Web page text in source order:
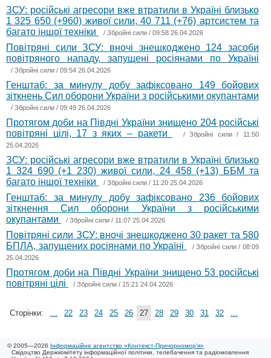
ЗСУ: російські агресори вже втратили в Україні близько
1 325 650 (+960) живої сили, 40 711 (+76) артсистем та
багато іншої техніки
/ Збройні сили / 09:58 26.04.2026
Повітряні сили ЗСУ: вночі знешкоджено 124 засоби
повітряного нападу, запущені росіянами по Україні
/ Збройні сили / 09:54 26.04.2026
Генштаб: за минулу добу зафіксовано 149 бойових
зіткнень Сил оборони України з російськими окупантами
/ Збройні сили / 09:49 26.04.2026
Протягом доби на Півдні України знищено 204 російські
повітряні цілі, 17 з яких – ракети
/Збройні сили/ 11:50
25.04.2026
ЗСУ: російські агресори вже втратили в Україні близько
1 324 690 (+1 230) живої сили, 24 458 (+13) ББМ та
багато іншої техніки
/ Збройні сили / 11:20 25.04.2026
Генштаб: за минулу добу зафіксовано 236 бойових
зіткнення Сил оборони України з російськими
окупантами
/ Збройні сили / 11:07 25.04.2026
Повітряні сили ЗСУ: вночі знешкоджено 30 ракет та 580
БПЛА, запущених росіянами по Україні
/Збройні сили/ 08:09
25.04.2026
Протягом доби на Півдні України знищено 53 російські
повітряні цілі
/ Збройні сили / 15:21 24.04.2026
Сторінки: ... 22 23 24 25 26 27 28 29 30 31 32 ...
© 2005—2026 Інформаційне агентство «Контекст-Причорномор'я»
Свідоцтво Держкомітету інформаційної політики, телебачення та радіомовлення